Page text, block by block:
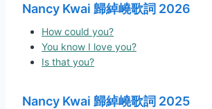
Nancy Kwai 歸綽嶢歌詞 2026
How could you?
You know I love you?
Is that you?
Nancy Kwai 歸綽嶢歌詞 2025